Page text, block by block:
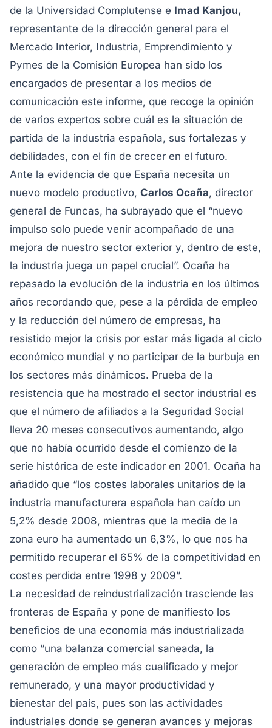
de la Universidad Complutense e Imad Kanjou,
representante de la dirección general para el
Mercado Interior, Industria, Emprendimiento y
Pymes de la Comisión Europea han sido los
encargados de presentar a los medios de
comunicación este informe, que recoge la opinión
de varios expertos sobre cuál es la situación de
partida de la industria española, sus fortalezas y
debilidades, con el fin de crecer en el futuro.
Ante la evidencia de que España necesita un
nuevo modelo productivo, Carlos Ocaña, director
general de Funcas, ha subrayado que el “nuevo
impulso solo puede venir acompañado de una
mejora de nuestro sector exterior y, dentro de este,
la industria juega un papel crucial”. Ocaña ha
repasado la evolución de la industria en los últimos
años recordando que, pese a la pérdida de empleo
y la reducción del número de empresas, ha
resistido mejor la crisis por estar más ligada al ciclo
económico mundial y no participar de la burbuja en
los sectores más dinámicos. Prueba de la
resistencia que ha mostrado el sector industrial es
que el número de afiliados a la Seguridad Social
lleva 20 meses consecutivos aumentando, algo
que no había ocurrido desde el comienzo de la
serie histórica de este indicador en 2001. Ocaña ha
añadido que “los costes laborales unitarios de la
industria manufacturera española han caído un
5,2% desde 2008, mientras que la media de la
zona euro ha aumentado un 6,3%, lo que nos ha
permitido recuperar el 65% de la competitividad en
costes perdida entre 1998 y 2009”.
La necesidad de reindustrialización trasciende las
fronteras de España y pone de manifiesto los
beneficios de una economía más industrializada
como “una balanza comercial saneada, la
generación de empleo más cualificado y mejor
remunerado, y una mayor productividad y
bienestar del país, pues son las actividades
industriales donde se generan avances y mejoras